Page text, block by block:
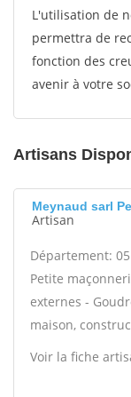
L'utilisation de
permettra de
fonction des
avenir à votre
Artisans
Meynaud sarl
Artisan
Département: 05
Petite
externes -
maison,
Voir la fiche